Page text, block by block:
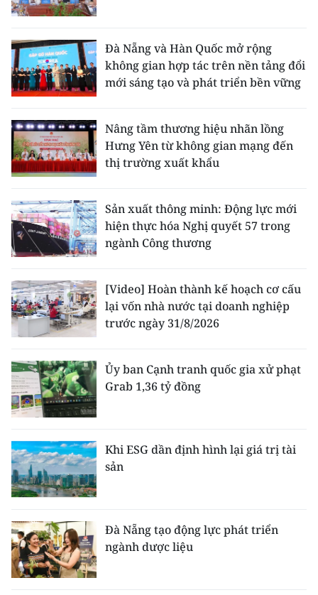
Đà Nẵng và Hàn Quốc mở rộng
không gian hợp tác trên nền tảng đổi
mới sáng tạo và phát triển bền vững
Nâng tầm thương hiệu nhãn lồng
Hưng Yên từ không gian mạng đến
thị trường xuất khẩu
Sản xuất thông minh: Động lực mới
hiện thực hóa Nghị quyết 57 trong
ngành Công thương
[Video] Hoàn thành kế hoạch cơ cấu
lại vốn nhà nước tại doanh nghiệp
trước ngày 31/8/2026
Ủy ban Cạnh tranh quốc gia xử phạt
Grab 1,36 tỷ đồng
Khi ESG dần định hình lại giá trị tài
sản
Đà Nẵng tạo động lực phát triển
ngành dược liệu